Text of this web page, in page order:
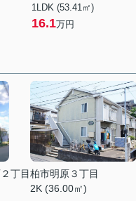
1LDK (53.41㎡)
16.1万円
丁目柏市明原３丁目
2K (36.00㎡)